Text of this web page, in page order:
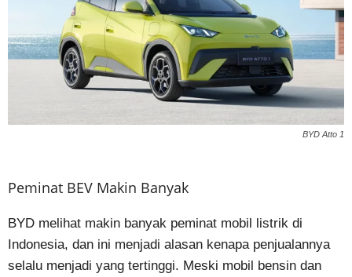
BYD Atto 1
Peminat BEV Makin Banyak
BYD melihat makin banyak peminat mobil listrik di
Indonesia, dan ini menjadi alasan kenapa penjualannya
selalu menjadi yang tertinggi. Meski mobil bensin dan